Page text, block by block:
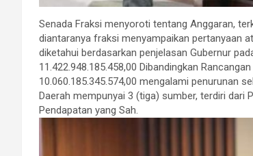
Senada Fraksi menyoroti tentang Anggaran,
diantaranya fraksi menyampaikan pertanyaan
diketahui berdasarkan penjelasan Gubernur
11.422.948.185.458,00 Dibandingkan
10.060.185.345.574,00 mengalami penurunan
Daerah mempunyai 3 (tiga) sumber, terdiri dari
Pendapatan yang Sah.